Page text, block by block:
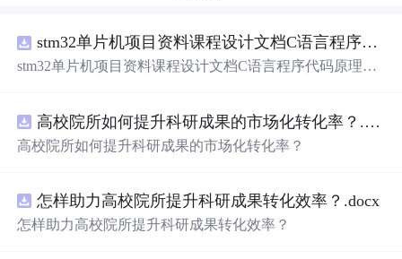
stm32单片机项目资料课程设计文档C语言程序代码原理图电路PCB实例悬挂运动控制系统论文资料
stm32单片机项目资料课程设计文档C语言程序代码原理图
高校院所如何提升科研成果的市场化转化率？.docx
高校院所如何提升科研成果的市场化转化率？
怎样助力高校院所提升科研成果转化效率？.docx
怎样助力高校院所提升科研成果转化效率？